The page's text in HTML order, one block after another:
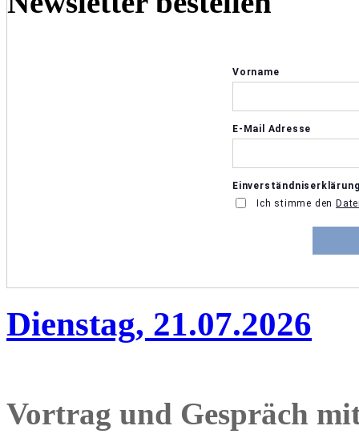
Dienstag, 21.07.2026
Vortrag und Gespräch